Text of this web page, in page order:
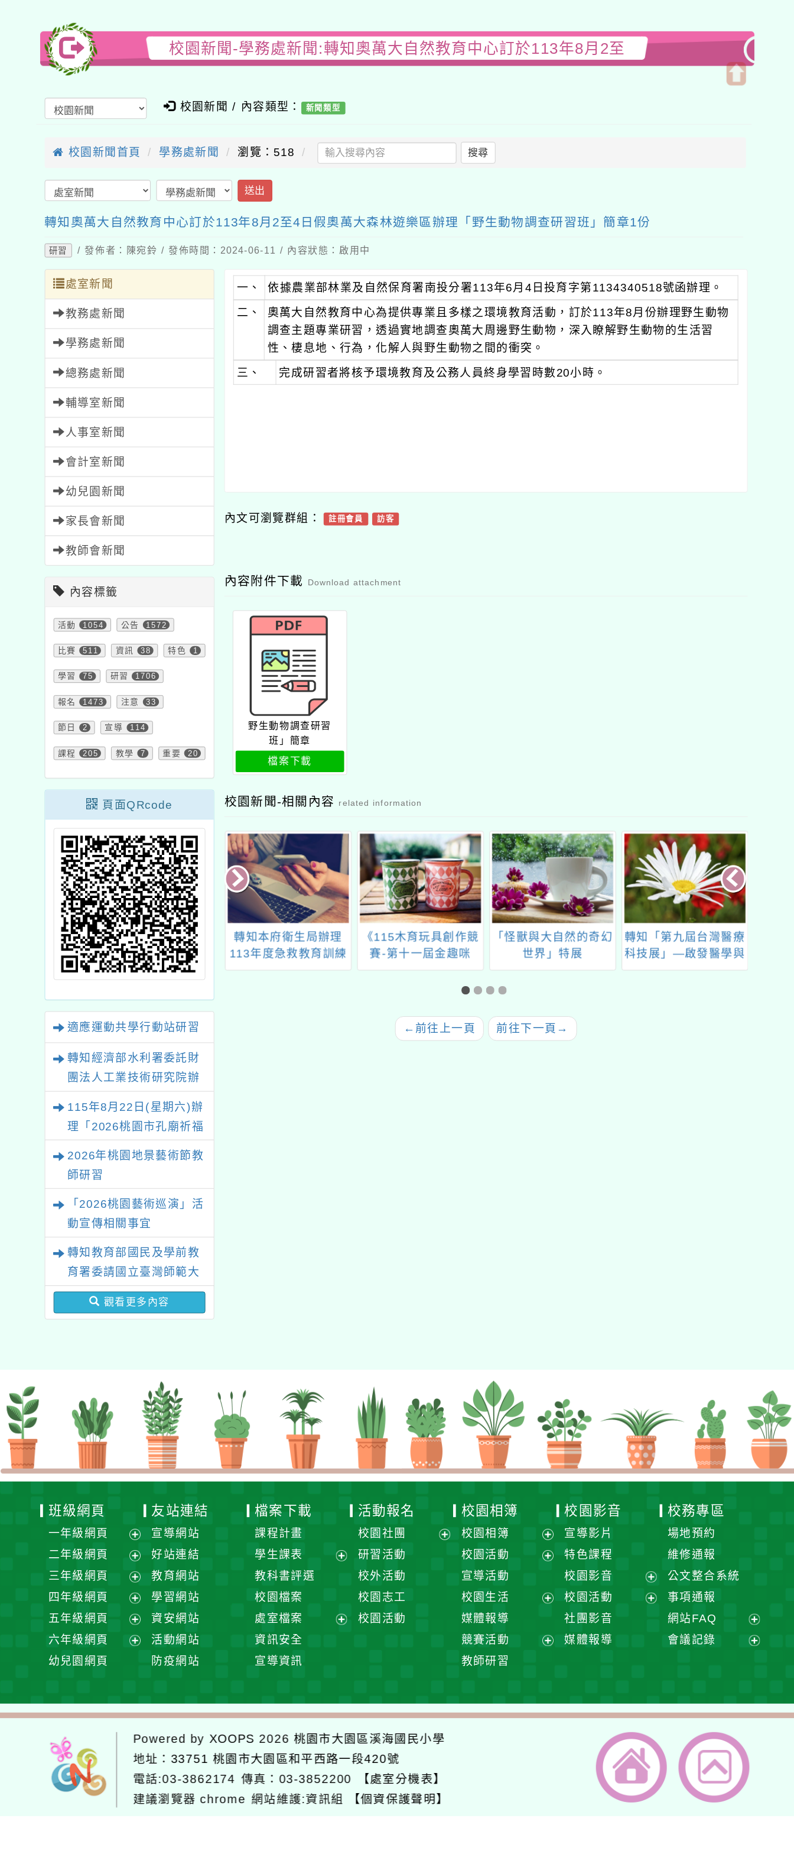
校園新聞-學務處新聞:轉知奧萬大自然教育中心訂於113年8月2至
校園新聞 / 內容類型： 新聞類型
校園新聞首頁 學務處新聞 瀏覽：518 搜尋
送出
轉知奧萬大自然教育中心訂於113年8月2至4日假奧萬大森林遊樂區辦理「野生動物調查研習班」簡章1份
研習 / 發佈者：陳宛鈴 / 發佈時間：2024-06-11 / 內容狀態：啟用中
處室新聞
教務處新聞
學務處新聞
總務處新聞
輔導室新聞
人事室新聞
會計室新聞
幼兒園新聞
家長會新聞
教師會新聞
內容標籤
活動 1054 公告 1572
比賽 511 資訊 38 特色 1
學習 75 研習 1706
報名 1473 注意 33
節日 2 宣導 114
課程 205 教學 7 重要 20
頁面QRcode
適應運動共學行動站研習
轉知經濟部水利署委託財
團法人工業技術研究院辦
績優單位及節水達人選拔
115年8月22日(星期六)辦
理「2026桃園市孔廟祈福
2026年桃園地景藝術節教
師研習
「2026桃園藝術巡演」活
動宣傳相關事宜
轉知教育部國民及學前教
育署委請國立臺灣師範大
學辦理「114至115年度
健康促進學校輔導計畫師
觀看更多內容
一、 依據農業部林業及自然保育署南投分署113年6月4日投育字第1134340518號函辦理。
二、
奧萬大自然教育中心為提供專業且多樣之環境教育活動，訂於113年8月份辦理野生動物
調查主題專業研習，透過實地調查奧萬大周邊野生動物，深入瞭解野生動物的生活習
性、棲息地、行為，化解人與野生動物之間的衝突。
三、 完成研習者將核予環境教育及公務人員終身學習時數20小時。
內文可瀏覽群組： 註冊會員 訪客
內容附件下載 Download attachment
野生動物調查研習
班」簡章
檔案下載
校園新聞-相關內容 related information
台灣性別平等
，好好長大：
童全方位成長
主旨： 函轉衛生福利
部委請社團法人中華民
國牙醫師公會全國聯合
辦理「113年度國小學
童含氟漱口水防齲計
營線上課程，請貴校轉
知教師及護理師踴躍報
轉知本府衛生局辦理
113年度急救教育訓練
課程
《115木育玩具創作競
賽-第十一屆金趣咪
獎》競賽簡章及宣傳海
「怪獸與大自然的奇幻
世界」特展
轉知「第九屆台灣醫療
科技展」—啟發醫學與
健康教育，體驗醫療科
← 前往上一頁 前往下一頁 →
班級網頁
一年級網頁
展
開
選
單
二年級網頁
展
開
選
單
三年級網頁
展
開
選
單
四年級網頁
展
開
選
五年級網頁
展
開
六年級網頁
單
幼兒園網頁
友站連結
宣導網站
好站連結
教育網站
學習網站
資安網站
活動網站
防疫網站
檔案下載
課程計畫
學生課表
單
教科書評選
校園檔案
處室檔案
資訊安全
宣導資訊
活動報名
校園社團
研習活動
校外活動
校園志工
校園活動
校園相簿
校園相簿
展
開
單
校園活動
選
宣導活動
校園生活
選
媒體報導
競賽活動
單
教師研習
校園影音
宣導影片
特色課程
校園影音
展
開
校園活動
社團影音
媒體報導
校務專區
場地預約
維修通報
公文整合系統
事項通報
網站FAQ
展
會議記錄
單
Powered by XOOPS 2026桃園市大園區溪海國民小學
地址： 33751 桃園市大園區和平西路一段420號
電話:03-3862174 傳真：03-3852200
【處室分機表】
建議瀏覽器 chrome 網站維護:資訊組 【個資保護聲明】